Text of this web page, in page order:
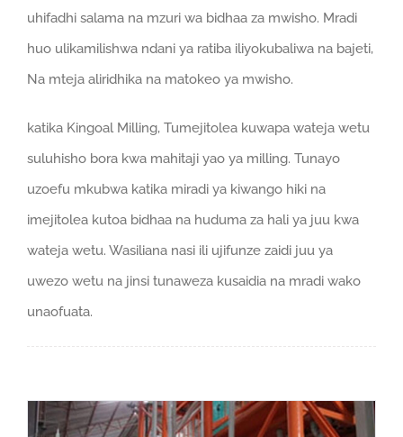
uhifadhi salama na mzuri wa bidhaa za mwisho. Mradi
huo ulikamilishwa ndani ya ratiba iliyokubaliwa na bajeti,
Na mteja aliridhika na matokeo ya mwisho.
katika Kingoal Milling, Tumejitolea kuwapa wateja wetu
suluhisho bora kwa mahitaji yao ya milling. Tunayo
uzoefu mkubwa katika miradi ya kiwango hiki na
imejitolea kutoa bidhaa na huduma za hali ya juu kwa
wateja wetu. Wasiliana nasi ili ujifunze zaidi juu ya
uwezo wetu na jinsi tunaweza kusaidia na mradi wako
unaofuata.